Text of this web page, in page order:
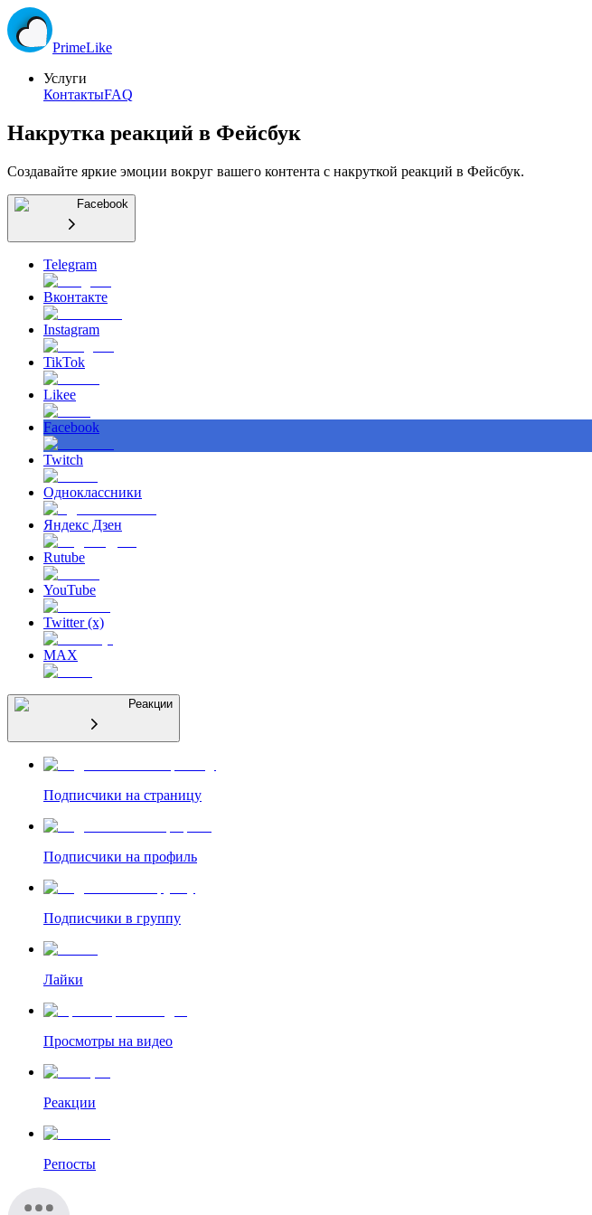
PrimeLike
Услуги
КонтактыFAQ
Накрутка реакций в Фейсбук
Создавайте яркие эмоции вокруг вашего контента с накруткой реакций в Фейсбук.
Facebook
Telegram
Вконтакте
Instagram
TikTok
Likee
Facebook
Twitch
Одноклассники
Яндекс Дзен
Rutube
YouTube
Twitter (x)
MAX
Реакции
Подписчики на страницу
Подписчики на профиль
Подписчики в группу
Лайки
Просмотры на видео
Реакции
Репосты